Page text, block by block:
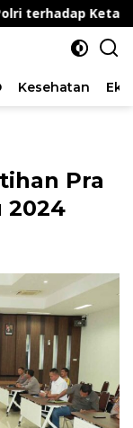
Ketahanan
Kesehatan
Pra
2024